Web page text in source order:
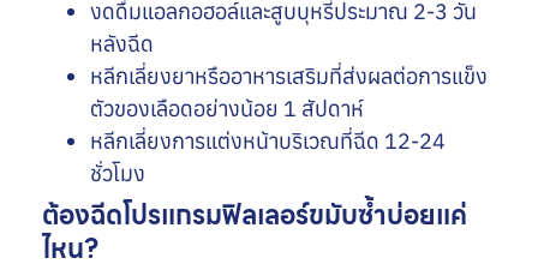
งดดื่มแอลกอฮอล์และสูบบุหรี่ประมาณ 2-3 วัน
หลังฉีด
หลีกเลี่ยงยาหรืออาหารเสริมที่ส่งผลต่อการแข็ง
ตัวของเลือดอย่างน้อย 1 สัปดาห์
หลีกเลี่ยงการแต่งหน้าบริเวณที่ฉีด 12-24
ชั่วโมง
ต้องฉีดโปรแกรมฟิลเลอร์ขมับซ้ำบ่อยแค่
ไหน?